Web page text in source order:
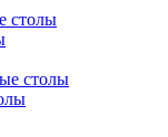
столы
столы